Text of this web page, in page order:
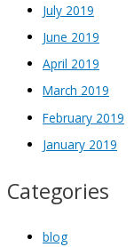
July 2019
June 2019
April 2019
March 2019
February 2019
January 2019
Categories
blog